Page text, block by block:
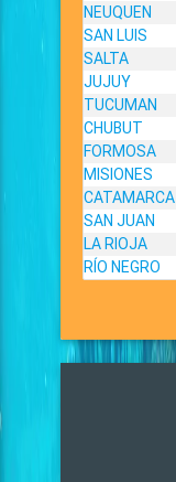
NEUQUEN
SAN LUIS
SALTA
JUJUY
TUCUMAN
CHUBUT
FORMOSA
MISIONES
CATAMARCA
SAN JUAN
LA RIOJA
RÍO NEGRO